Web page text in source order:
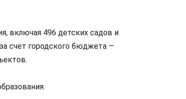
включая 496 детских садов и
счет городского бюджета —